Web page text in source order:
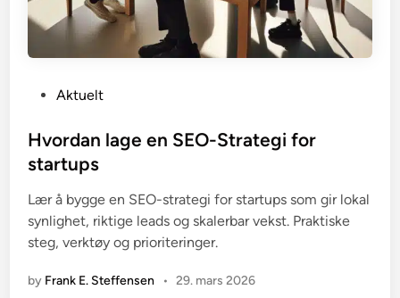
s
t
d
i
n
Aktuelt
Hvordan lage en SEO-Strategi for
startups
Lær å bygge en SEO-strategi for startups som gir lokal
synlighet, riktige leads og skalerbar vekst. Praktiske
steg, verktøy og prioriteringer.
by Frank E. Steffensen • 29. mars 2026